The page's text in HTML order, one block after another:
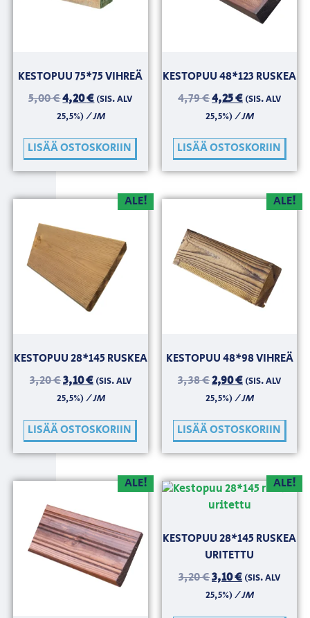
KESTOPUU 75*75 VIHREÄ
5,00€4,20€(SIS. ALV
25,5%)/ JM
LISÄÄ OSTOSKORIIN
KESTOPUU 48*123 RUSKEA
4,79€4,25€ (SIS. ALV
25,5%)/ JM
LISÄÄ OSTOSKORIIN
ALE!
KESTOPUU 28*145 RUSKEA
3,20€3,10€ (SIS. ALV
25,5%)/ JM
LISÄÄ OSTOSKORIIN
ALE!
KESTOPUU 48*98 VIHREÄ
3,38€2,90€ (SIS. ALV
25,5%)/ JM
LISÄÄ OSTOSKORIIN
ALE! ALE!
KESTOPUU 28*145 RUSKEA
URITETTU
3,20€3,10€ (SIS. ALV
25,5%)/ JM